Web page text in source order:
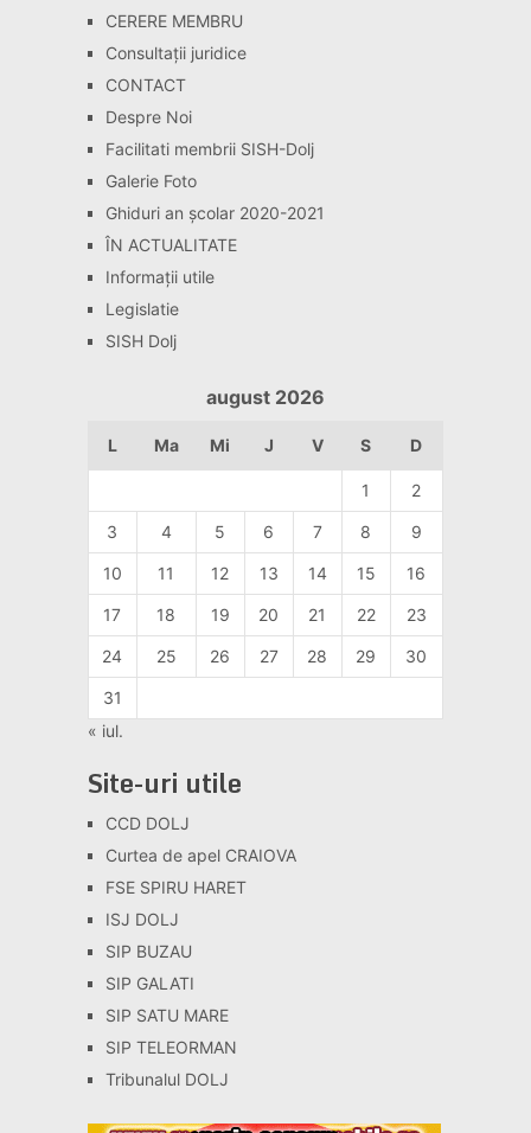
CERERE MEMBRU
Consultaţii juridice
CONTACT
Despre Noi
Facilitati membrii SISH-Dolj
Galerie Foto
Ghiduri an școlar 2020-2021
ÎN ACTUALITATE
Informaţii utile
Legislatie
SISH Dolj
august 2026
L Ma Mi J V S D
1 2
3 4 5 6 7 8 9
10 11 12 13 14 15 16
17 18 19 20 21 22 23
24 25 26 27 28 29 30
31
« iul.
Site-uri utile
CCD DOLJ
Curtea de apel CRAIOVA
FSE SPIRU HARET
ISJ DOLJ
SIP BUZAU
SIP GALATI
SIP SATU MARE
SIP TELEORMAN
Tribunalul DOLJ